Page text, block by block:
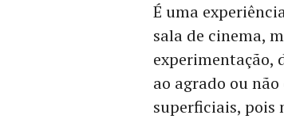
É uma
sala de cinema,
experimentação,
ao agrado ou
superficiais, pois